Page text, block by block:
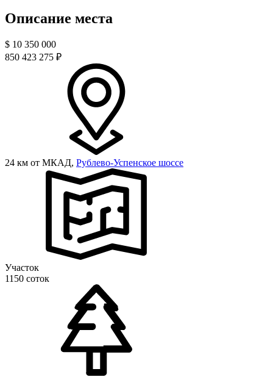
Описание места
$ 10 350 000
850 423 275 ₽
24 км от МКАД, Рублево-Успенское шоссе
Участок
1150 соток